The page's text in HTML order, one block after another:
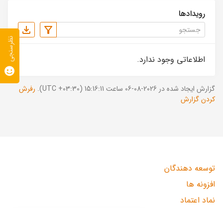
رویدادها
اطلاعاتی وجود ندارد.
گزارش ایجاد شده در 2026-08-06 ساعت 15:16:11 (UTC +03:30).
رفرش
کردن گزارش
توسعه دهندگان
افزونه ها
نماد اعتماد
نظرسنجی